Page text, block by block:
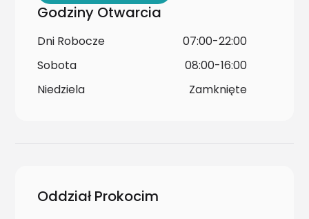
Godziny Otwarcia
Dni Robocze
07:00-22:00
Sobota
08:00-16:00
Niedziela
Zamknięte
Oddział Prokocim